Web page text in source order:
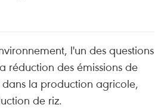
l'un des questions
réduction des émissions de
la production agricole,
de riz.